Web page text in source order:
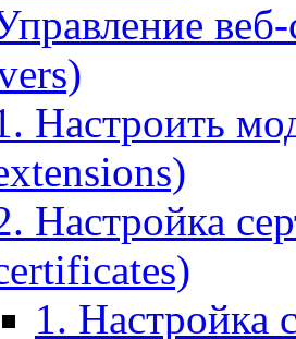
Настроить
Настройка
1. Настройка